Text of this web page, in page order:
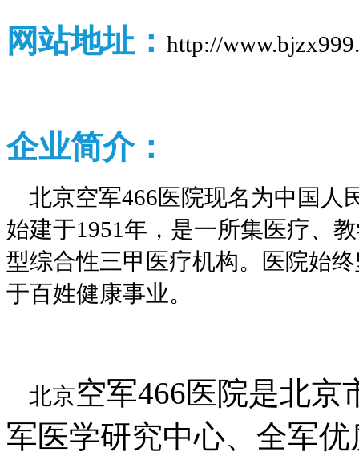
网站地址： http://
企业简介：
北京空军466医院现名为中国人
始建于1951年，是一所集医疗、
型综合性三甲医疗机构。医院始
于百姓健康事业。
北京空军466医院是北京
军医学研究中心、全军